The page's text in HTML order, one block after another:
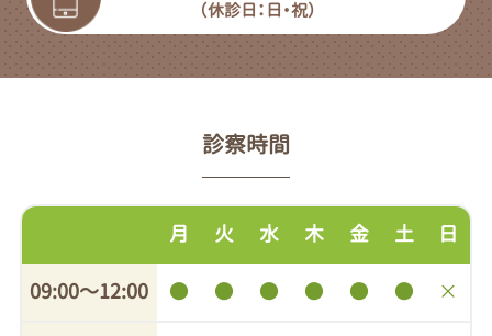
（休診日：日・祝）
診察時間
月 火 水 木 金 土 日
09:00〜12:00 ● ● ● ● ● ● ×